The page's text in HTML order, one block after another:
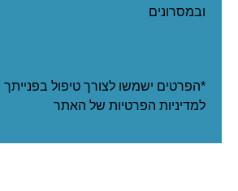
ובמסרונים
*הפרטים ישמשו לצורך טיפול
למדיניות הפרטיות של האתר